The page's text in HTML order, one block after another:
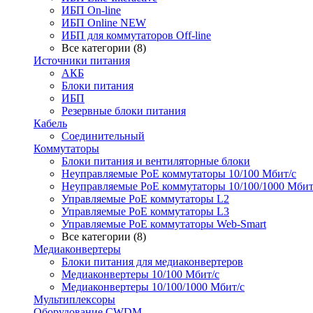
ИБП On-line
ИБП Online NEW
ИБП для коммутаторов Off-line
Все категории (8)
Источники питания
АКБ
Блоки питания
ИБП
Резервные блоки питания
Кабель
Соединительный
Коммутаторы
Блоки питания и вентиляторные блоки
Неуправляемые PoE коммутаторы 10/100 Мбит/с
Неуправляемые PoE коммутаторы 10/100/1000
Управляемые PoE коммутаторы L2
Управляемые PoE коммутаторы L3
Управляемые PoE коммутаторы Web-Smart
Все категории (8)
Медиаконвертеры
Блоки питания для медиаконвертеров
Медиаконвертеры 10/100 Мбит/с
Медиаконвертеры 10/100/1000 Мбит/c
Мультиплексоры